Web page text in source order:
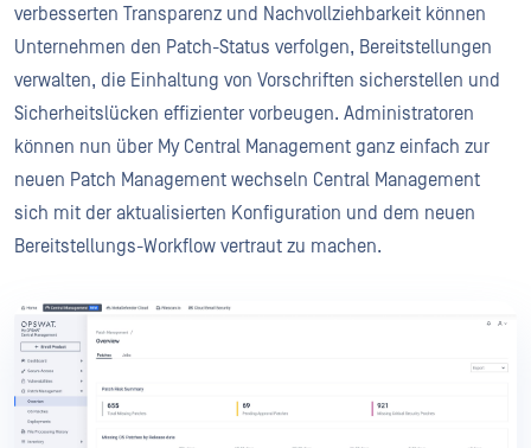
verbesserten Transparenz und Nachvollziehbarkeit können
Unternehmen den Patch-Status verfolgen, Bereitstellungen
verwalten, die Einhaltung von Vorschriften sicherstellen und
Sicherheitslücken effizienter vorbeugen. Administratoren
können nun über My Central Management ganz einfach zur
neuen Patch Management wechseln Central Management
sich mit der aktualisierten Konfiguration und dem neuen
Bereitstellungs-Workflow vertraut zu machen.